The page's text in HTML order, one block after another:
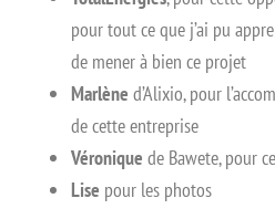
pour tout ce que j’ai pu
de mener à bien ce projet
Marlène d’Alixio, pour
de cette entreprise
Véronique de Bawete, pour
Lise pour les photos